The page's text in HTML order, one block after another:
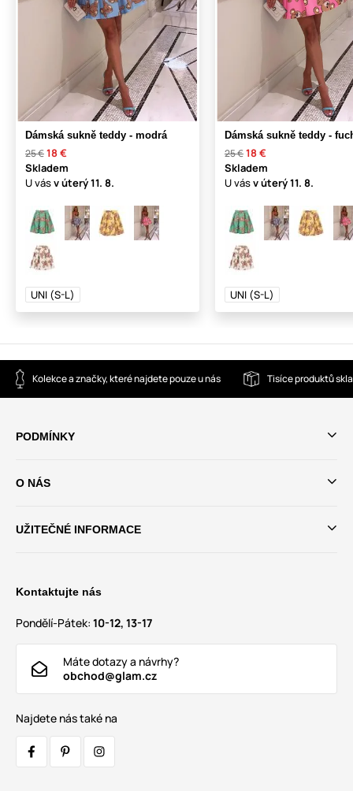
Dámská sukně teddy - modrá
25 €18 €
Skladem
U vásv úterý11. 8.
UNI (S-L)
Dámská sukně teddy -
25 €18 €
Skladem
U vásv úterý11. 8.
UNI (S-L)
Kolekce a značky, které najdete pouze u nás Tisíce produktů
PODMÍNKY
O NÁS
UŽITEČNÉ INFORMACE
Kontaktujte nás
Pondělí-Pátek: 10-12, 13-17
Máte dotazy a návrhy?
obchod@glam.cz
Najdete nás také na